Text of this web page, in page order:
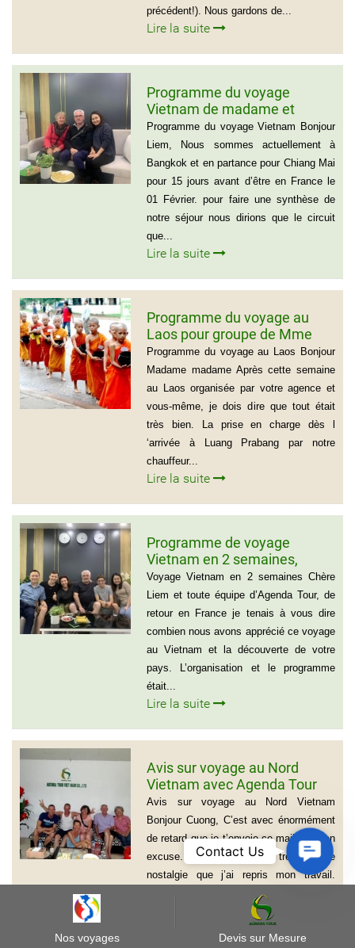
précédent!). Nous gardons de...
Lire la suite
Programme du voyage
Vietnam de madame et
Monsieur Michel et Michèle
LEROUX
Programme du voyage Vietnam Bonjour
Liem, Nous sommes actuellement à
Bangkok et en partance pour Chiang Mai
pour 15 jours avant d’être en France le
01 Février. pour faire une synthèse de
notre séjour nous dirions que le circuit
que...
Lire la suite
Programme du voyage au
Laos pour groupe de Mme
Samul Le Vourch, 7
personnes
Programme du voyage au Laos Bonjour
Madame madame Après cette semaine
au Laos organisée par votre agence et
vous-même, je dois dire que tout était
très bien. La prise en charge dès l
‘arrivée à Luang Prabang par notre
chauffeur...
Lire la suite
Programme de voyage
Vietnam en 2 semaines,
Famille Jean Pierre Massias
Voyage Vietnam en 2 semaines Chère
Liem et toute équipe d’Agenda Tour, de
retour en France je tenais à vous dire
combien nous avons apprécié ce voyage
au Vietnam et la découverte de votre
pays. L’organisation et le programme
était...
Lire la suite
Avis sur voyage au Nord
Vietnam avec Agenda Tour
Vietnam
Avis sur voyage au Nord Vietnam
Bonjour Cuong, C’est avec énormément
de retard que je t’envoie ce mail, je m’en
excuse. C’est avec une très grande
nostalgie que j’ai repris mon travail.
Comme d’habitude avec ton agence, je
Nos voyages Devis sur Mesure
Contact
Contact Us